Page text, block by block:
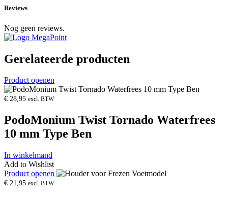
Reviews
Nog geen reviews.
Gerelateerde producten
Product openen
€ 28,95 excl. BTW
PodoMonium Twist Tornado Waterfrees
10 mm Type Ben
In winkelmand
Add to Wishlist
Product openen
€ 21,95 excl. BTW